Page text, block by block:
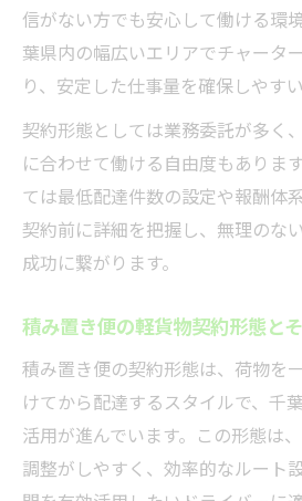
信がない方でも安心して働ける環
葉県内の幅広いエリアでチャータ
り、安定した仕事量を確保しやす
契約形態としては業務委託が多く
に合わせて働ける自由度もありま
ては最低配達件数の設定や報酬体
契約前に詳細を把握し、無理のな
成功に繋がります。
積み置き便の軽貨物契約形態と
積み置き便の契約形態は、荷物を
けてから配達するスタイルで、千
活用が進んでいます。この形態は
調整がしやすく、効率的なルート